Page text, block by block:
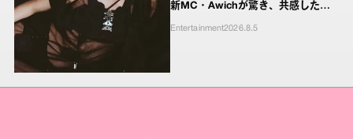
新MC・Awichが驚き、共感したヤ
Entertainment2026.8.5